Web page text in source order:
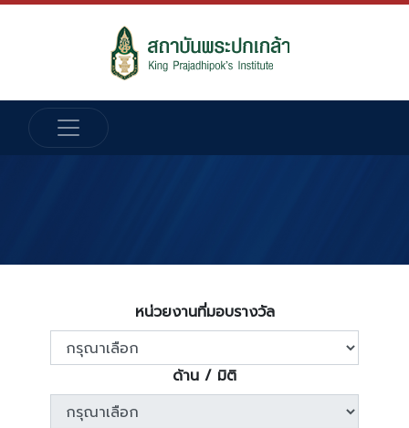
หน่วยงานที่มอบรางวัล
ด้าน / มิติ